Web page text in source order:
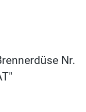
Nr.